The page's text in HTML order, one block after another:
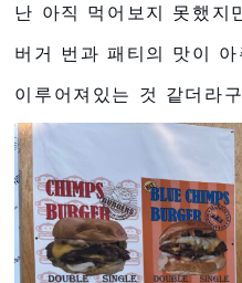
난 아직 먹어보지 못했지
버거 번과 패티의 맛이 아
이루어져있는 것 같더라